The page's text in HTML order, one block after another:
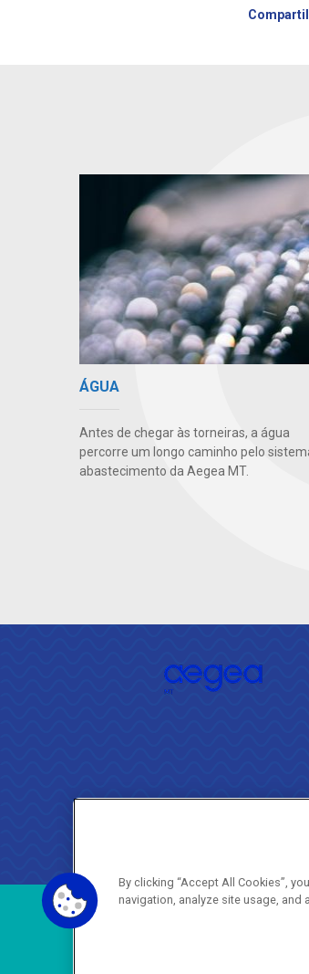
ÁGUA
Antes de chegar às torneiras, a água
percorre um longo caminho pelo
abastecimento da Aegea MT.
By clicking “Accept All Cookies”,
navigation, analyze site usage, and